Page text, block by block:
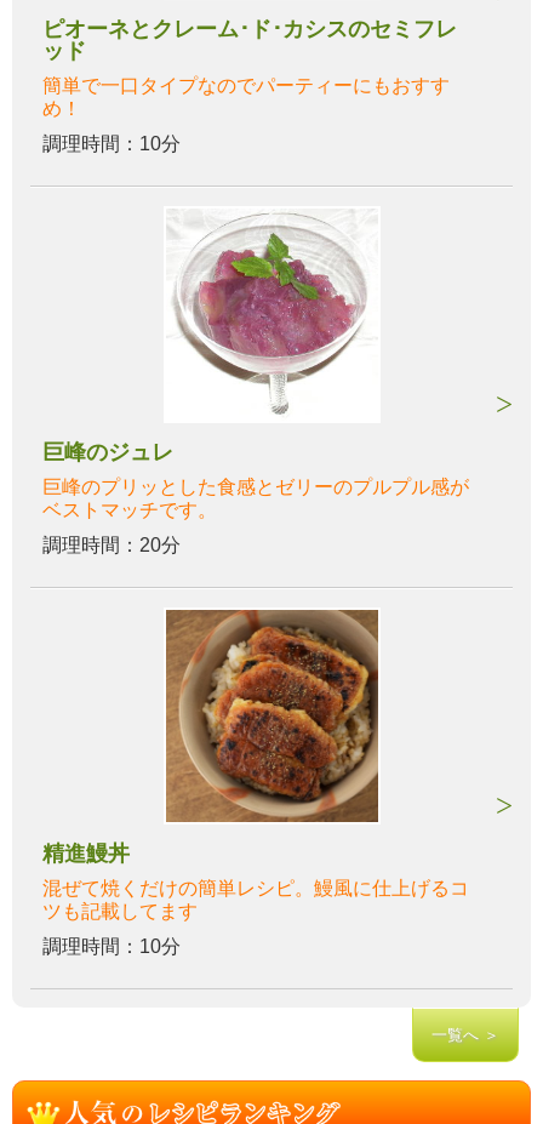
ピオーネとクレーム･ド･カシスのセミフレ
ッド
簡単で一口タイプなのでパーティーにもおすす
め！
調理時間：10分
巨峰のジュレ
巨峰のプリッとした食感とゼリーのプルプル感が
ベストマッチです。
調理時間：20分
精進鰻丼
混ぜて焼くだけの簡単レシピ。鰻風に仕上げるコ
ツも記載してます
調理時間：10分
一覧へ ＞